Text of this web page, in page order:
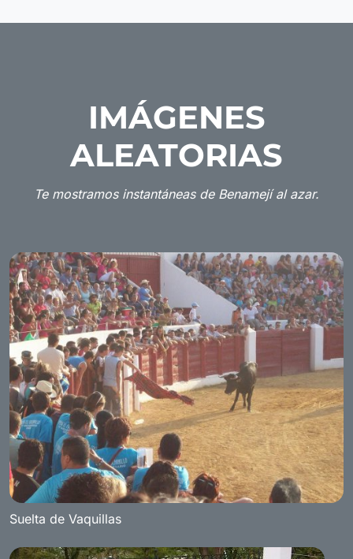
IMÁGENES
ALEATORIAS
Te mostramos instantáneas de Benamejí al azar.
Suelta de Vaquillas